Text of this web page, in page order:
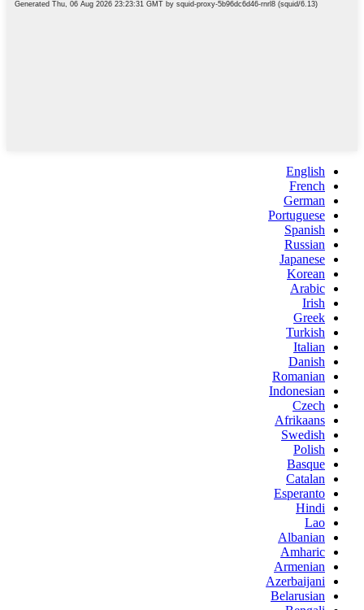
English
French
German
Portuguese
Spanish
Russian
Japanese
Korean
Arabic
Irish
Greek
Turkish
Italian
Danish
Romanian
Indonesian
Czech
Afrikaans
Swedish
Polish
Basque
Catalan
Esperanto
Hindi
Lao
Albanian
Amharic
Armenian
Azerbaijani
Belarusian